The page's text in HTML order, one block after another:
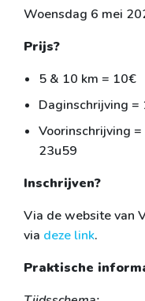
Woensdag 6 mei
Prijs?
5 & 10 km = 10€
Daginschrijving =
Voorinschrijving
23u59
Inschrijven?
Via de website van
via deze link.
Praktische